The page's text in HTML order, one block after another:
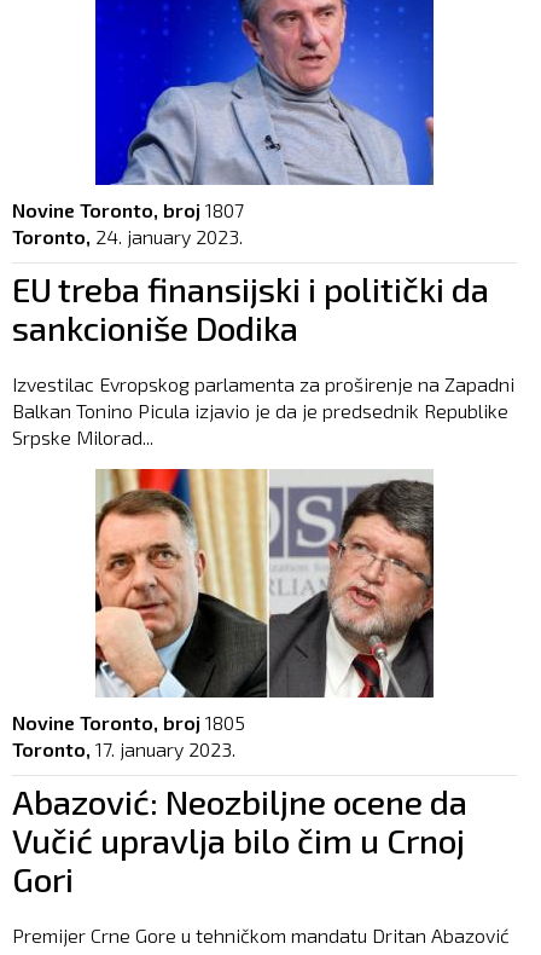
Novine Toronto, broj 1807
Toronto, 24. january 2023.
EU treba finansijski i politički da
sankcioniše Dodika
Izvestilac Evropskog parlamenta za proširenje na Zapadni
Balkan Tonino Picula izjavio je da je predsednik Republike
Srpske Milorad...
Novine Toronto, broj 1805
Toronto, 17. january 2023.
Abazović: Neozbiljne ocene da
Vučić upravlja bilo čim u Crnoj
Gori
Premijer Crne Gore u tehničkom mandatu Dritan Abazović